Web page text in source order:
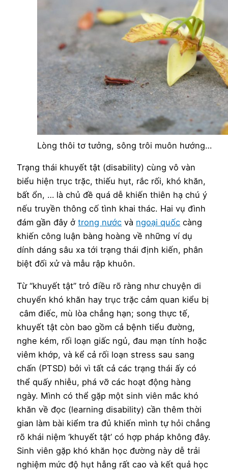
Lòng thôi tơ tưởng, sông trôi muôn hướng…
Trạng thái khuyết tật (disability) cùng vô vàn
biểu hiện trục trặc, thiếu hụt, rắc rối, khó khăn,
bất ổn, … là chủ đề quá dễ khiến thiên hạ chú ý
nếu truyền thông cố tình khai thác. Hai vụ đình
đám gần đây ởtrong nước và ngoại quốc càng
khiến công luận bàng hoàng về những ví dụ
dính dáng sâu xa tới trạng thái định kiến, phân
biệt đối xử và mẫu rập khuôn.
Từ “khuyết tật” trỏ điều rõ ràng như chuyện di
chuyển khó khăn hay trục trặc cảm quan kiểu bị
câm điếc, mù lòa chẳng hạn; song thực tế,
khuyết tật còn bao gồm cả bệnh tiểu đường,
nghe kém, rối loạn giấc ngủ, đau mạn tính hoặc
viêm khớp, và kể cả rối loạn stress sau sang
chấn (PTSD) bởi vì tất cả các trạng thái ấy có
thể quấy nhiễu, phá vỡ các hoạt động hàng
ngày. Mình có thể gặp một sinh viên mắc khó
khăn về đọc (learning disability) cần thêm thời
gian làm bài kiểm tra đủ khiến mình tự hỏi chẳng
rõ khái niệm ‘khuyết tật’ có hợp pháp không đây.
Sinh viên gặp khó khăn học đường này dễ trải
nghiệm mức độ hụt hẫng rất cao và kết quả học